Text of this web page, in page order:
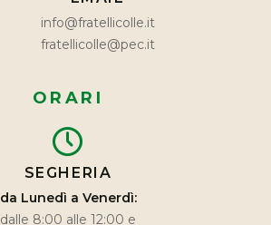
info@fratellicolle.it
fratellicolle@pec.it
ORARI
SEGHERIA
da Lunedì a Venerdì:
dalle 8:00 alle 12:00 e